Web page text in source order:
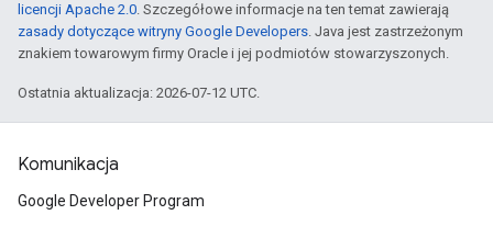
licencji Apache 2.0. Szczegółowe informacje na ten temat zawierają
zasady dotyczące witryny Google Developers. Java jest zastrzeżonym
znakiem towarowym firmy Oracle i jej podmiotów stowarzyszonych.
Ostatnia aktualizacja: 2026-07-12 UTC.
Komunikacja
Google Developer Program